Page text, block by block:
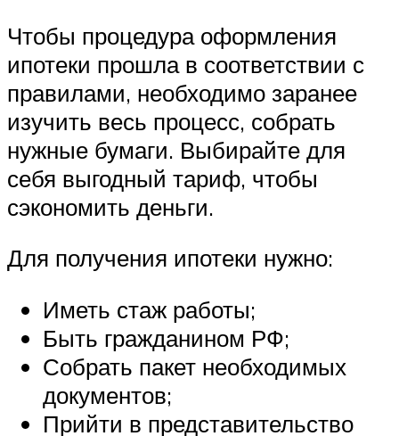
Чтобы процедура оформления
ипотеки прошла в соответствии с
правилами, необходимо заранее
изучить весь процесс, собрать
нужные бумаги. Выбирайте для
себя выгодный тариф, чтобы
сэкономить деньги.
Для получения ипотеки нужно:
Иметь стаж работы;
Быть гражданином РФ;
Собрать пакет необходимых
документов;
Прийти в представительство